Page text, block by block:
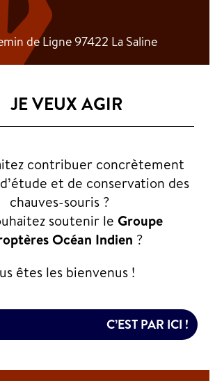
de Ligne 97422 La Saline
JE VEUX AGIR
contribuer concrètement
et de conservation des
chauves-souris ?
soutenir le Groupe
Océan Indien ?
êtes les bienvenus !
C’EST PAR ICI !